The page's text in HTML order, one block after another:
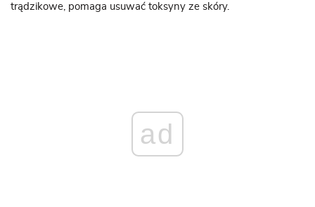
trądzikowe, pomaga usuwać toksyny ze skóry.
ad